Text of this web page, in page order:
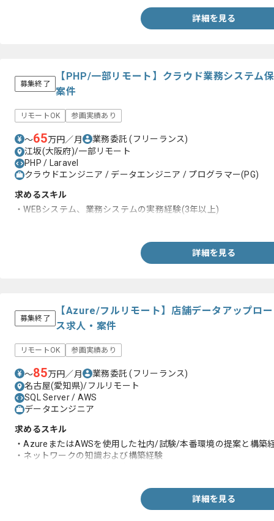
詳細を見る
募集終了
【PHP/一部リモート】クラウド業務システム
案件
リモートOK 参画実績あり
〜65万円／月 業務委託(フリーランス)
江坂(大阪府)/一部リモート
PHP / Laravel
クラウドエンジニア / データエンジニア / プログラマー(PG)
求めるスキル
・WEBシステム、業務システムの実務経験(3年以上)
詳細を見る
募集終了
【Azure/フルリモート】店舗データアップロ
ス求人・案件
リモートOK 参画実績あり
〜85万円／月 業務委託(フリーランス)
名古屋(愛知県)/フルリモート
SQL Server / AWS
データエンジニア
求めるスキル
・AzureまたはAWSを使用した社内/試験/本番環境の提案と構築
・ネットワークの知識および構築経験
詳細を見る